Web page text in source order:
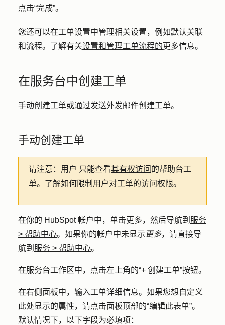
点击“完成”。
您还可以在工单设置中管理相关设置，例如默认关联
和流程。了解有关设置和管理工单流程的更多信息。
在服务台中创建工单
手动创建工单或通过发送外发邮件创建工单。
手动创建工单
请注意：用户 只能查看其有权访问的帮助台工
单。 了解如何限制用户对工单的访问权限。
在你的 HubSpot 帐户中，单击更多，然后导航到 服务
> 帮助中心。如果你的帐户中未显示 更多，请直接导
航到 服务 > 帮助中心。
在服务台工作区中，点击左上角的“+ 创建工单”按钮。
在右侧面板中，输入工单详细信息。如果您想自定义
此处显示的属性，请点击面板顶部的“编辑此表单”。
默认情况下，以下字段为必填项：